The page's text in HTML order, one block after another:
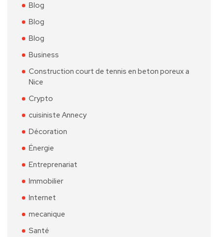
Blog
Blog
Blog
Business
Construction court de tennis en beton poreux a
Nice
Crypto
cuisiniste Annecy
Décoration
Énergie
Entreprenariat
Immobilier
Internet
mecanique
Santé